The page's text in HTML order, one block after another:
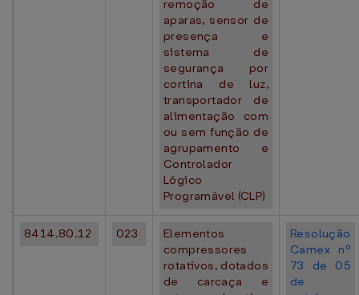
remoção de
aparas, sensor de
presença e
sistema de
segurança por
cortina de luz,
transportador de
alimentação com
ou sem função de
agrupamento e
Controlador
Lógico
Programável (CLP)
8414.80.12 023
Elementos
compressores
rotativos, dotados
de carcaça e
Resolução
Camex nº
73 de 05
de